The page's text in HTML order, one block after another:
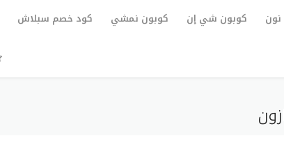
كوبون شي إن كوبون نمشي كود خصم سبلاش